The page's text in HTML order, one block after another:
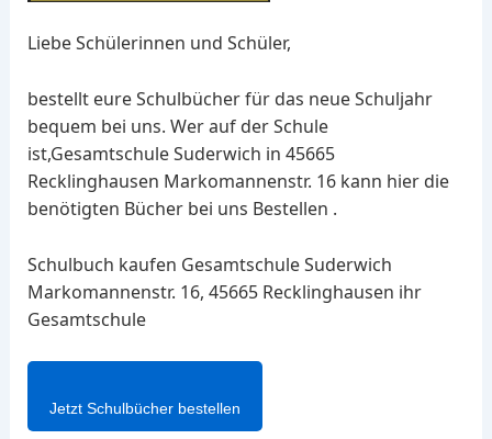
Liebe Schülerinnen und Schüler,
bestellt eure Schulbücher für das neue Schuljahr
bequem bei uns. Wer auf der Schule
ist,Gesamtschule Suderwich in 45665
Recklinghausen Markomannenstr. 16 kann hier die
benötigten Bücher bei uns Bestellen .
Schulbuch kaufen Gesamtschule Suderwich
Markomannenstr. 16, 45665 Recklinghausen ihr
Gesamtschule
Jetzt Schulbücher bestellen